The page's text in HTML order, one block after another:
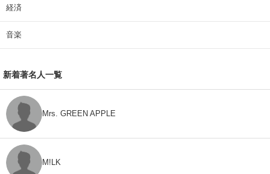
経済
音楽
新着著名人一覧
Mrs. GREEN APPLE
M!LK